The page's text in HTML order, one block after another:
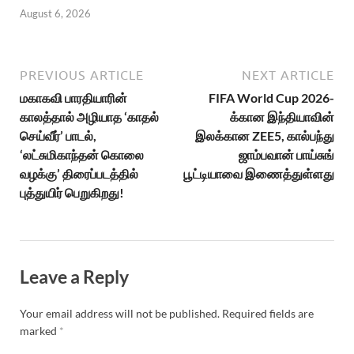
August 6, 2026
PREVIOUS ARTICLE
மகாகவி பாரதியாரின்
காலத்தால் அழியாத ‘காதல்
செய்வீர்’ பாடல்,
‘லட்சுமிகாந்தன் கொலை
வழக்கு’ திரைப்படத்தில்
புத்துயிர் பெறுகிறது!
NEXT ARTICLE
FIFA World Cup 2026-
க்கான இந்தியாவின்
இலக்கான ZEE5, கால்பந்து
ஜாம்பவான் பாய்சுங்
பூட்டியாவை இணைத்துள்ளது
Leave a Reply
Your email address will not be published. Required fields are
marked *